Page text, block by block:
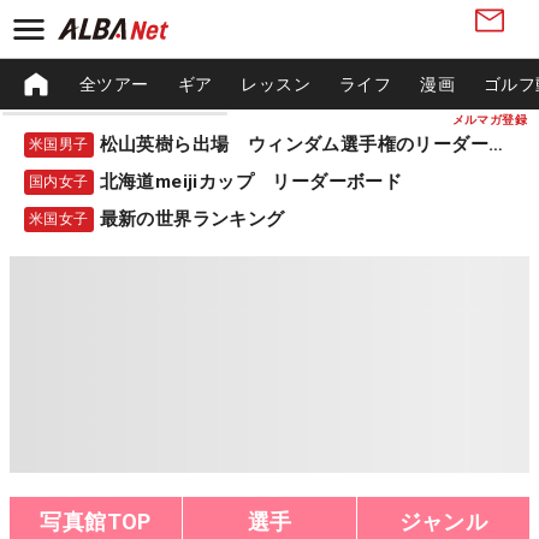
メルマガ登録
全ツアー ギア レッスン ライフ 漫画 ゴル
米国男子 松山英樹ら出場 ウィンダム選手権のリーダーボード
国内女子 北海道meijiカップ リーダーボード
米国女子 最新の世界ランキング
写真館TOP 選手 ジャンル